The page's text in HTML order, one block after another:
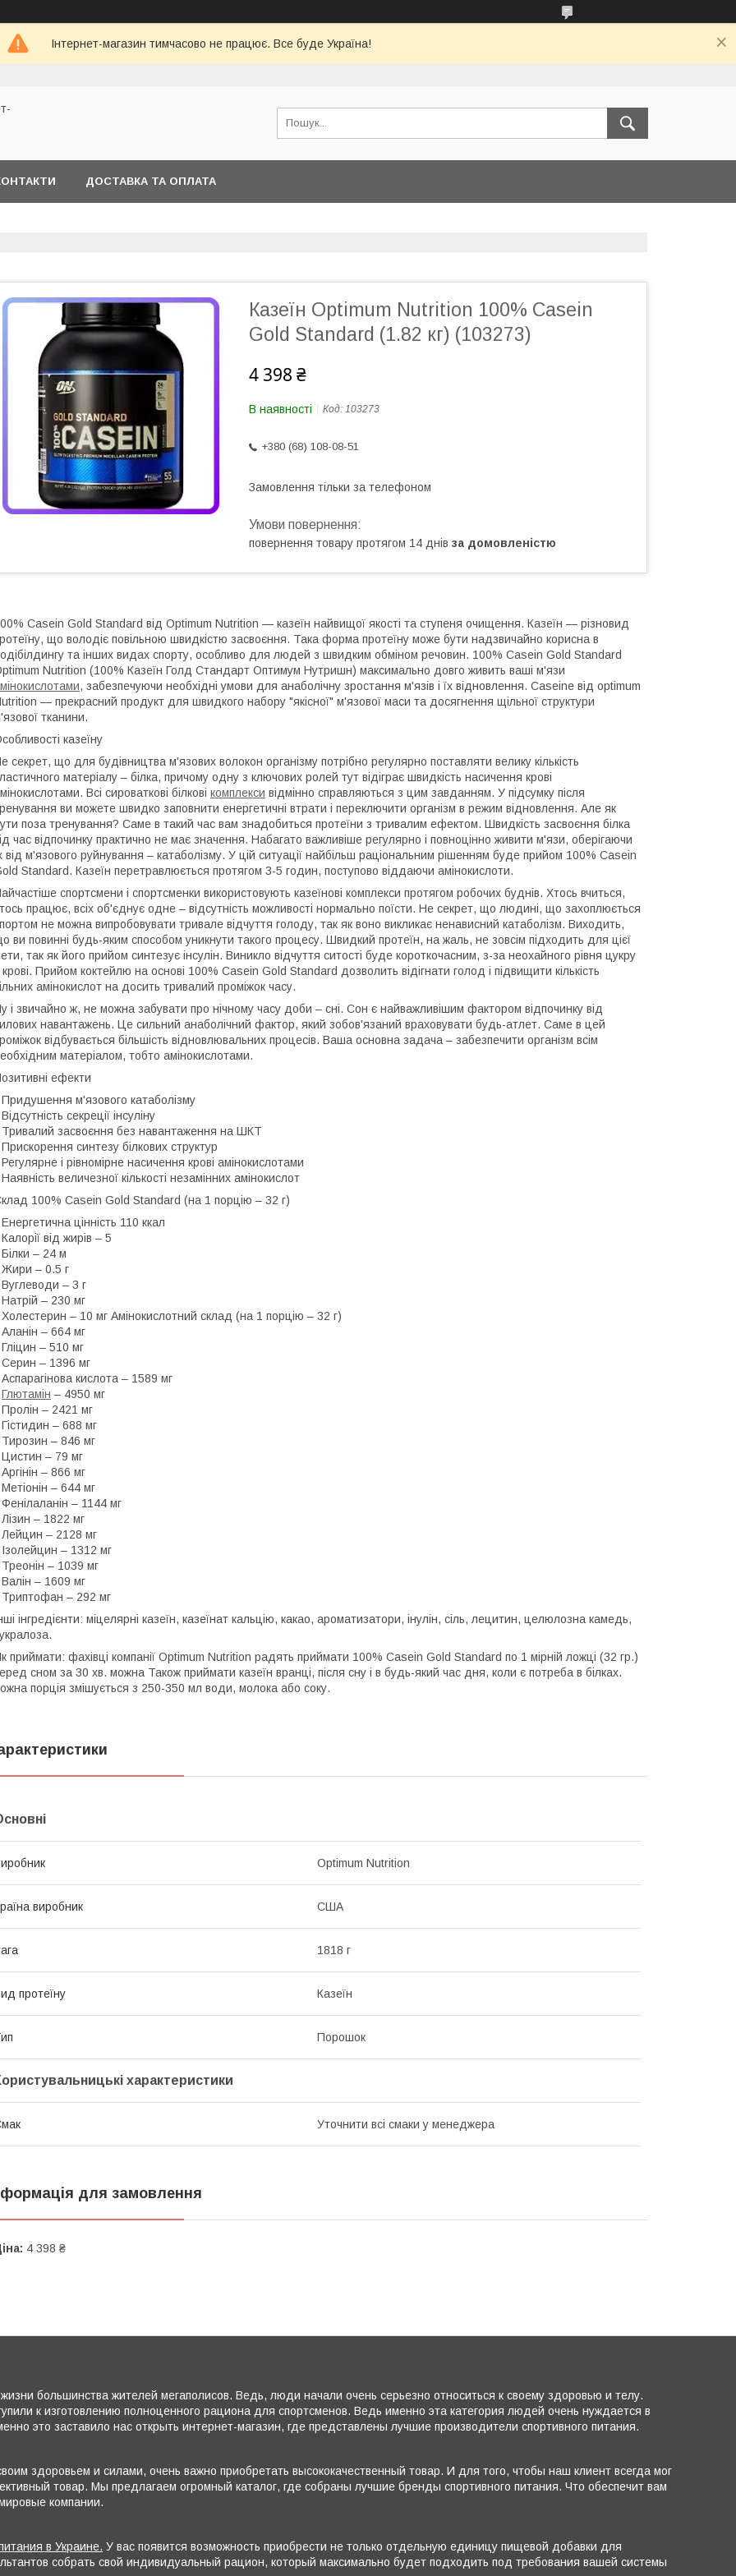
Інтернет-магазин тимчасово не працює. Все буде Україна!
ДОСТАВКА ТА ОПЛАТА
Казеїн Optimum Nutrition 100% Casein
Gold Standard (1.82 кг) (103273)
4 398 ₴
В наявності Код: 103273
+380 (68) 108-08-51
Замовлення тільки за телефоном
повернення товару протягом 14 днів за домовленістю
Casein Gold Standard від Optimum Nutrition — казеїн найвищої якості та ступеня очищення. Казеїн — різновид
що володіє повільною швидкістю засвоєння. Така форма протеїну може бути надзвичайно корисна в
та інших видах спорту, особливо для людей з швидким обміном речовин. 100% Casein Gold Standard
Nutrition (100% Казеїн Голд Стандарт Оптимум Нутришн) максимально довго живить ваші м'язи
, забезпечуючи необхідні умови для анаболічну зростання м'язів і їх відновлення. Caseine від optimum
— прекрасний продукт для швидкого набору "якісної" м'язової маси та досягнення щільної структури
тканини.
казеїну
секрет, що для будівництва м'язових волокон організму потрібно регулярно поставляти велику кількість
матеріалу – білка, причому одну з ключових ролей тут відіграє швидкість насичення крові
Всі сироваткові білкові комплекси відмінно справляються з цим завданням. У підсумку після
ви можете швидко заповнити енергетичні втрати і переключити організм в режим відновлення. Але як
поза тренування? Саме в такий час вам знадобиться протеїни з тривалим ефектом. Швидкість засвоєння білка
час відпочинку практично не має значення. Набагато важливіше регулярно і повноцінно живити м'язи, оберігаючи
від м'язового руйнування – катаболізму. У цій ситуації найбільш раціональним рішенням буде прийом 100% Casein
Standard. Казеїн перетравлюється протягом 3-5 годин, поступово віддаючи амінокислоти.
спортсмени і спортсменки використовують казеїнові комплекси протягом робочих буднів. Хтось вчиться,
працює, всіх об'єднує одне – відсутність можливості нормально поїсти. Не секрет, що людині, що захоплюється
не можна випробовувати тривале відчуття голоду, так як воно викликає ненависний катаболізм. Виходить,
ви повинні будь-яким способом уникнути такого процесу. Швидкий протеїн, на жаль, не зовсім підходить для цієї
так як його прийом синтезує інсулін. Виникло відчуття ситості буде короткочасним, з-за неохайного рівня цукру
крові. Прийом коктейлю на основі 100% Casein Gold Standard дозволить відігнати голод і підвищити кількість
амінокислот на досить тривалий проміжок часу.
і звичайно ж, не можна забувати про нічному часу доби – сні. Сон є найважливішим фактором відпочинку від
навантажень. Це сильний анаболічний фактор, який зобов'язаний враховувати будь-атлет. Саме в цей
відбувається більшість відновлювальних процесів. Ваша основна задача – забезпечити організм всім
матеріалом, тобто амінокислотами.
ефекти
Придушення м'язового катаболізму
Відсутність секреції інсуліну
Тривалий засвоєння без навантаження на ШКТ
Прискорення синтезу білкових структур
Регулярне і рівномірне насичення крові амінокислотами
Наявність величезної кількості незамінних амінокислот
100% Casein Gold Standard (на 1 порцію – 32 г)
Енергетична цінність 110 ккал
Калорії від жирів – 5
Білки – 24 м
Жири – 0.5 г
Вуглеводи – 3 г
Натрій – 230 мг
Холестерин – 10 мг Амінокислотний склад (на 1 порцію – 32 г)
Аланін – 664 мг
Гліцин – 510 мг
Серин – 1396 мг
Аспарагінова кислота – 1589 мг
Глютамін – 4950 мг
Пролін – 2421 мг
Гістидин – 688 мг
Тирозин – 846 мг
Цистин – 79 мг
Аргінін – 866 мг
Метіонін – 644 мг
Фенілаланін – 1144 мг
Лізин – 1822 мг
Лейцин – 2128 мг
Ізолейцин – 1312 мг
Треонін – 1039 мг
Валін – 1609 мг
Триптофан – 292 мг
інгредієнти: міцелярні казеїн, казеїнат кальцію, какао, ароматизатори, інулін, сіль, лецитин, целюлозна камедь,
приймати: фахівці компанії Optimum Nutrition радять приймати 100% Casein Gold Standard по 1 мірній ложці (32 гр.)
сном за 30 хв. можна Також приймати казеїн вранці, після сну і в будь-який час дня, коли є потреба в білках.
порція змішується з 250-350 мл води, молока або соку.
Optimum Nutrition
виробник США
1818 г
протеїну Казеїн
Порошок
характеристики
Уточнити всі смаки у менеджера
для замовлення
4 398 ₴
большинства жителей мегаполисов. Ведь, люди начали очень серьезно относиться к своему здоровью и телу.
к изготовлению полноценного рациона для спортсменов. Ведь именно эта категория людей очень нуждается в
это заставило нас открыть интернет-магазин, где представлены лучшие производители спортивного питания.
здоровьем и силами, очень важно приобретать высококачественный товар. И для того, чтобы наш клиент всегда мог
товар. Мы предлагаем огромный каталог, где собраны лучшие бренды спортивного питания. Что обеспечит вам
компании.
в Украине. У вас появится возможность приобрести не только отдельную единицу пищевой добавки для
собрать свой индивидуальный рацион, который максимально будет подходить под требования вашей системы